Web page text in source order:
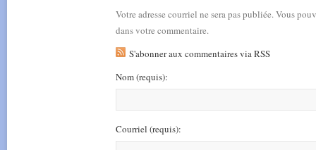
Votre adresse courriel ne sera pas publiée. Vous
dans votre commentaire.
S'abonner aux commentaires via RSS
Nom(requis):
Courriel (requis):